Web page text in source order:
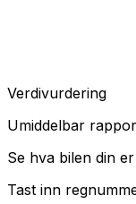
Verdivurdering
Umiddelbar
Se hva bilen din
Tast inn